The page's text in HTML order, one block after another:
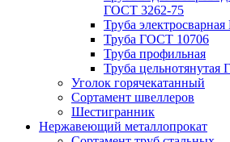
ГОСТ 3262-75
Труба
Труба ГОСТ 10706
Труба профильная
Труба
Уголок горячекатанный
Сортамент швеллеров
Шестигранник
Нержавеющий металлопрокат